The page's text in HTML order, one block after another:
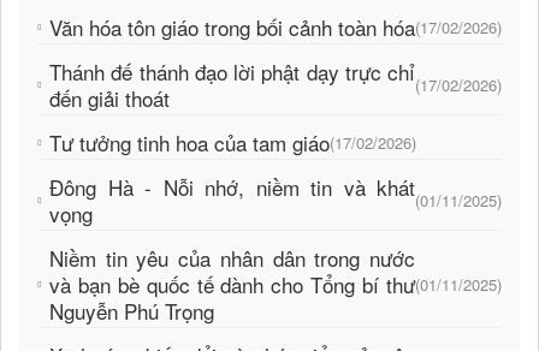
Văn hóa tôn giáo trong bối cảnh toàn hóa(17/02/2026)
Thánh đế thánh đạo lời phật dạy trực chỉ
đến giải thoát
(17/02/2026)
Tư tưởng tinh hoa của tam giáo(17/02/2026)
Đông Hà - Nỗi nhớ, niềm tin và khát
vọng
(01/11/2025)
Niềm tin yêu của nhân dân trong nước
và bạn bè quốc tế dành cho Tổng bí thư
Nguyễn Phú Trọng
(01/11/2025)